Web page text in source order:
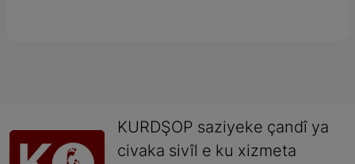
KURDŞOP saziyeke çandî ya
civaka sivîl e ku xizmeta